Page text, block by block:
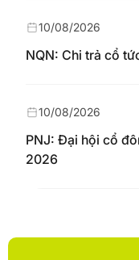
NQN: Chi trả cổ
10/08/2026
PNJ: Đại hội cổ
2026
10/08/2026